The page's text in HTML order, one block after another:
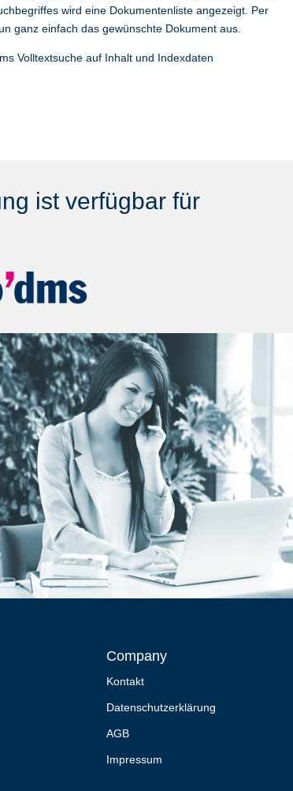
wird eine Dokumentenliste angezeigt. Per
ganz einfach das gewünschte Dokument aus.
Volltextsuche auf Inhalt und Indexdaten
ist verfügbar für
Company
Kontakt
Datenschutzerklärung
AGB
Impressum